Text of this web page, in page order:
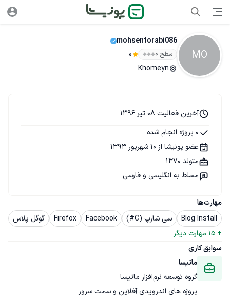
MO
mohsentorabi086
سطح ۰ 0
Khomeyn
مهارت‌ها
Blog Install
سی شارپ (C#) Facebook
Firefox
گوگل پلاس
+
15 مهارت دیگر
سوابق کاری
ماتیسا
پروژه های اندرویدی آفلاین و سمت سرور
آخرین فعالیت 08 تیر 1396
0 پروژه انجام شده
عضو پونیشا از 10 شهریور 1393
متولد 1370
مسلط به انگلیسی و فارسی